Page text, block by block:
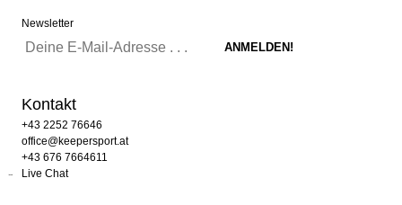
Newsletter
Kontakt
+43 2252 76646
office@keepersport.at
+43 676 7664611
Live Chat